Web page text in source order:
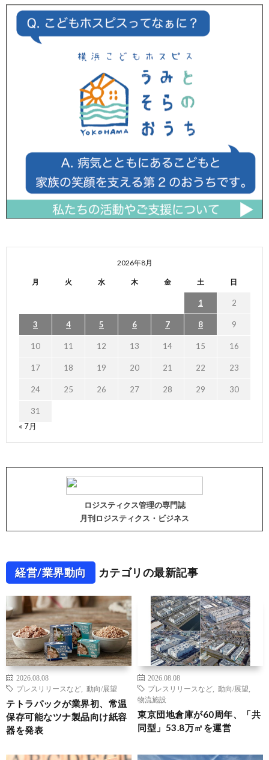
2026年8月
月 火 水 木 金 土 日
1 2
3 4 5 6 7 8 9
10 11 12 13 14 15 16
17 18 19 20 21 22 23
24 25 26 27 28 29 30
31
« 7月
ロジスティクス管理の専門誌
月刊ロジスティクス・ビジネス
経営/業界動向 カテゴリの最新記事
2026.08.08
プレスリリースなど
動向/展望
テトラパックが業界初、常温
保存可能なツナ製品向け紙容
器を発表
2026.08.08
プレスリリースなど
動向/展望
物流施設
東京団地倉庫が60周年、「共
同型」53.8万㎡を運営